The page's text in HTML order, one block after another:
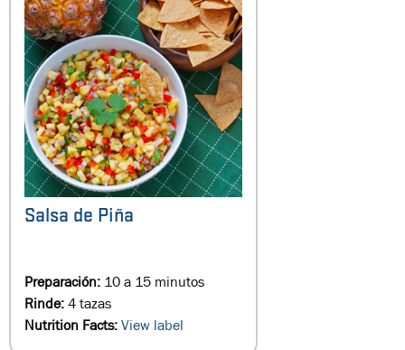
Salsa de Piña
Preparación: 10 a 15 minutos
Rinde:4 tazas
Nutrition Facts:View label